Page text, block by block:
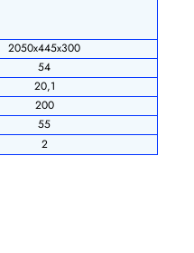
2050х445х300
54
20,1
200
55
2